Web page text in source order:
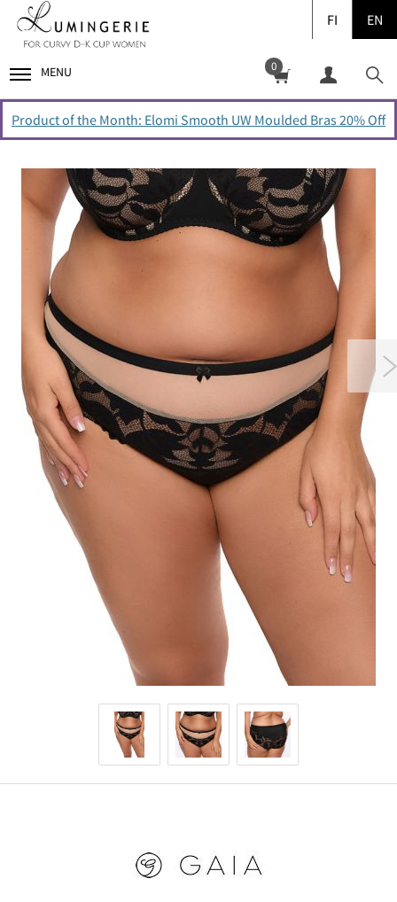
FI EN
MENU 0
Product of the Month: Elomi Smooth UW Moulded Bras 20% Off